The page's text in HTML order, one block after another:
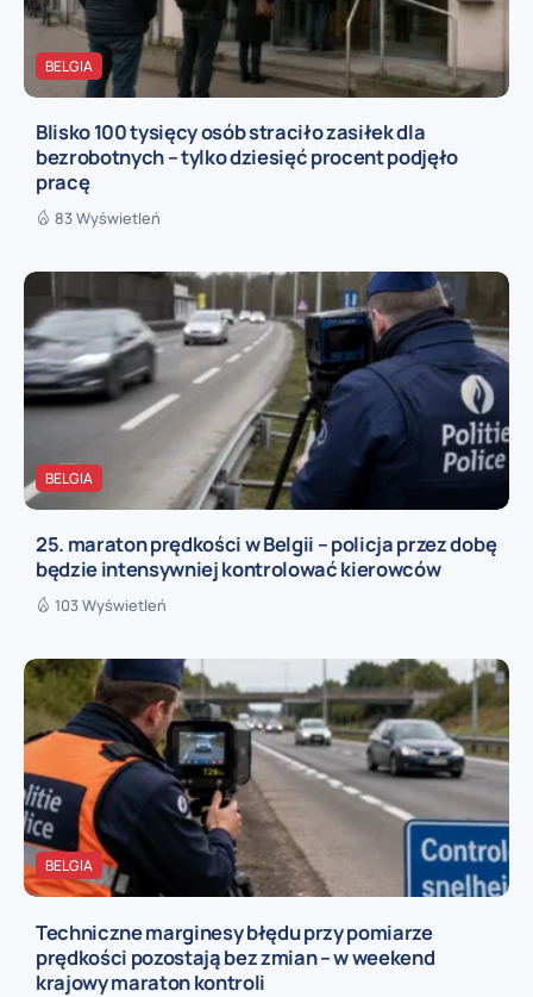
BELGIA
Blisko 100 tysięcy osób straciło zasiłek dla
bezrobotnych – tylko dziesięć procent podjęło
pracę
83 Wyświetleń
BELGIA
25. maraton prędkości w Belgii – policja przez dobę
będzie intensywniej kontrolować kierowców
103 Wyświetleń
BELGIA
Techniczne marginesy błędu przy pomiarze
prędkości pozostają bez zmian – w weekend
krajowy maraton kontroli